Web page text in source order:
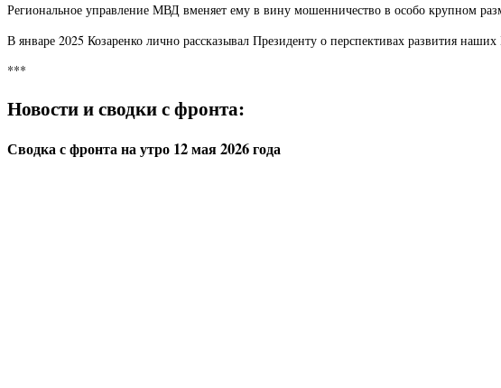
Региональное управление МВД вменяет ему в вину мошенничество в особо крупном
В январе 2025 Козаренко лично рассказывал Президенту о перспективах развития
***
Новости и сводки с фронта:
Сводка с фронта на утро 12 мая 2026 года